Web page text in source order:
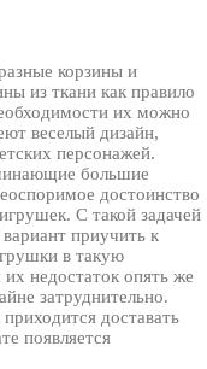
корзины и
из ткани как правило
их можно
веселый дизайн,
персонажей.
большие
достоинство
С такой задачей
приучить к
в такую
недостаток опять же
затруднительно.
доставать
появляется